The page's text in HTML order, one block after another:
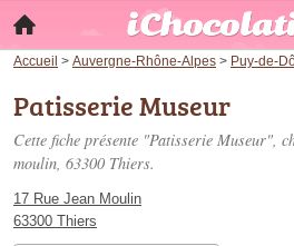
Accueil > Auvergne-Rhône-Alpes > Puy-de-
Patisserie Museur
Cette fiche présente "Patisserie Museur",
moulin, 63300 Thiers.
17 Rue Jean Moulin
63300 Thiers